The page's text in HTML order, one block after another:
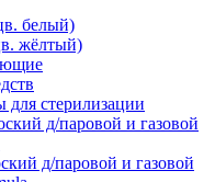
белый)
жёлтый)
для стерилизации
д/паровой и газовой
д/паровой и газовой